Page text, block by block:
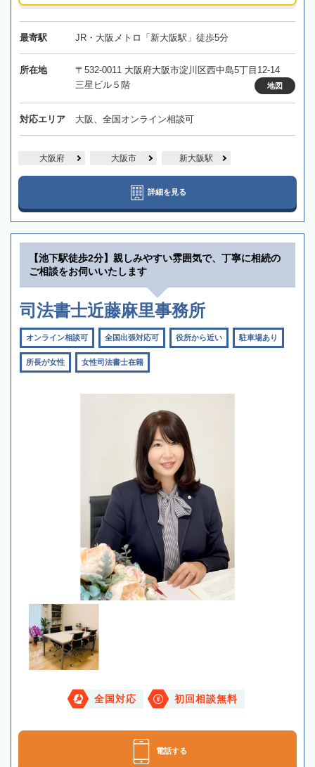
最寄駅 JR・大阪メトロ「新大阪駅」徒歩5分
所在地
〒532-0011 大阪府大阪市淀川区西中島5丁目12-14
三星ビル５階
地図
対応エリア 大阪、全国オンライン相談可
大阪府 大阪市 新大阪駅
詳細を見る
【池下駅徒歩2分】親しみやすい雰囲気で、丁寧に相続の
ご相談をお伺いいたします
司法書士近藤麻里事務所
オンライン相談可 全国出張対応可 役所から近い 駐車場あり
所長が女性 女性司法書士在籍
全国対応 初回相談無料
電話する